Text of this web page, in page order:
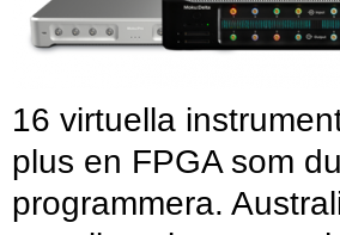
16 virtuella
plus en FPGA som
programmera.